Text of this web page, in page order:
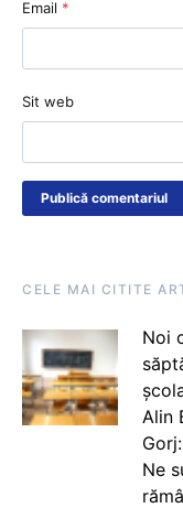
Email *
Sit web
CELE MAI CITITE
Noi
Alin
Ne